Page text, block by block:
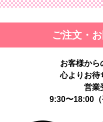
ご注文・
お客様から
心よりお待
営業
9:30〜18:00（